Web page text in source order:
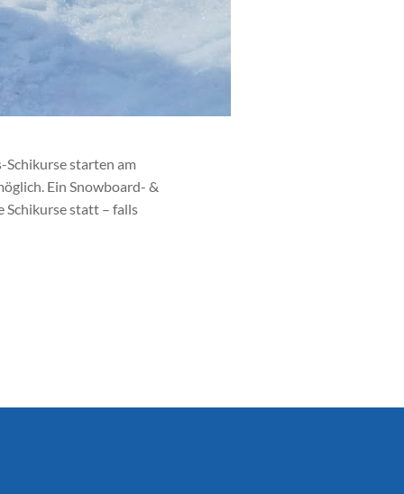
starten am
Ein Snowboard- &
Schikurse statt – falls